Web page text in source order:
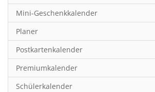
Geschichte
Hobby & Basteln
Humor & Cartoon
Inspiration & Entspannung
Inspiration & Spiritualität
Mini-Geschenkkalender
Planer
Postkartenkalender
Premiumkalender
Schülerkalender